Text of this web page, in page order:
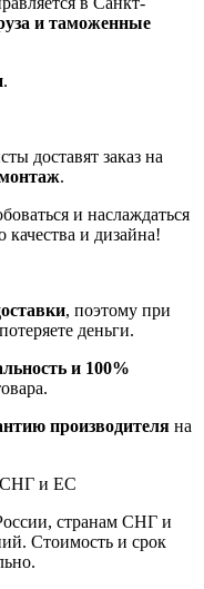
и таможенные
.
доставят заказ на
.
и наслаждаться
качества и дизайна!
, поэтому при
деньги.
и 100%
производителя на
СНГ и ЕС
странам СНГ и
Стоимость и срок